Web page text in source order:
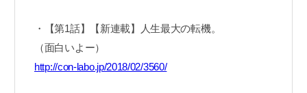
・【第1話】【新連載】人生最大の転機。
（面白いよー）
http://con-labo.jp/2018/02/3560/